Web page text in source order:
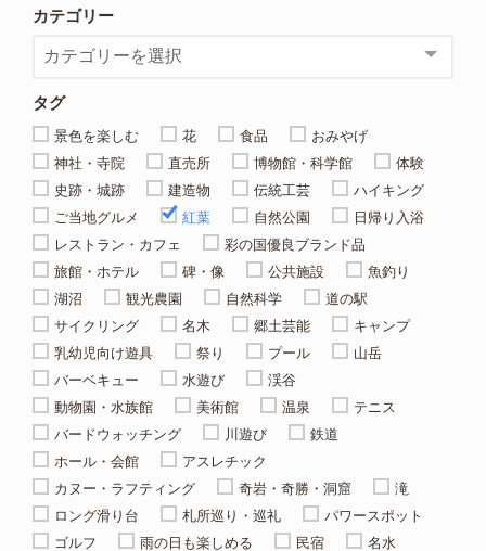
カテゴリー
タグ
景色を楽しむ 花 食品
おみやげ
神社・寺院
直売所 博物館・科学館
体験
史跡・城跡
建造物 伝統工芸
ハイキング
ご当地グルメ
紅葉 自然公園
日帰り入浴
レストラン・カフェ
彩の国優良ブランド品
旅館・ホテル
碑・像 公共施設
魚釣り
湖沼
観光農園 自然科学
道の駅
サイクリング
名木 郷土芸能
キャンプ
乳幼児向け遊具
祭り プール
山岳
バーベキュー
水遊び
渓谷
動物園・水族館
美術館 温泉
テニス
バードウォッチング
川遊び
鉄道
ホール・会館
アスレチック
カヌー・ラフティング
奇岩・奇勝・洞窟
滝
ロング滑り台
札所巡り・巡礼
パワースポット
ゴルフ
雨の日も楽しめる 民宿
名水